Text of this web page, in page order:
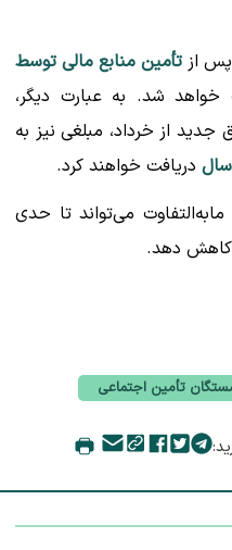
پس ازتأمین منابع مالی توسط
خواهد شد. به عبارت دیگر،
جدید از خرداد، مبلغی نیز به
دریافت خواهند کرد.
می‌تواند تا حدی
کاهش دهد.
تأمین اجتماعی